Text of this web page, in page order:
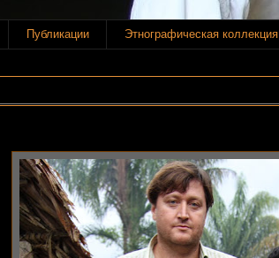
Публикации Этнографическая коллекция